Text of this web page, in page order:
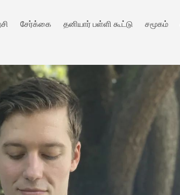
சேர்க்கை தனியார் பள்ளி கூட்டு சமூகம்